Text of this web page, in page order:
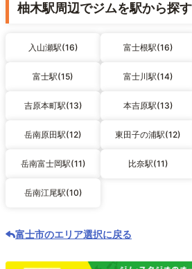
柚木駅周辺でジムを駅から探す
入山瀬駅(16) 富士根駅(16)
富士駅(15) 富士川駅(14)
吉原本町駅(13) 本吉原駅(13)
岳南原田駅(12) 東田子の浦駅(12)
岳南富士岡駅(11) 比奈駅(11)
岳南江尾駅(10)
富士市のエリア選択に戻る